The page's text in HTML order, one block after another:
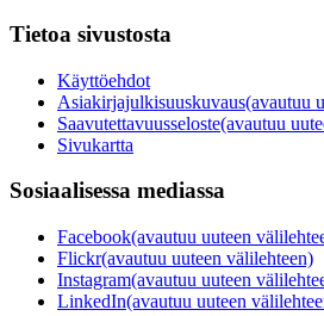
Tietoa sivustosta
Käyttöehdot
Asiakirjajulkisuuskuvaus(avautuu
Saavutettavuusseloste(avautuu
Sivukartta
Sosiaalisessa mediassa
Facebook(avautuu uuteen
Flickr(avautuu uuteen välilehteen)
Instagram(avautuu uuteen
LinkedIn(avautuu uuteen